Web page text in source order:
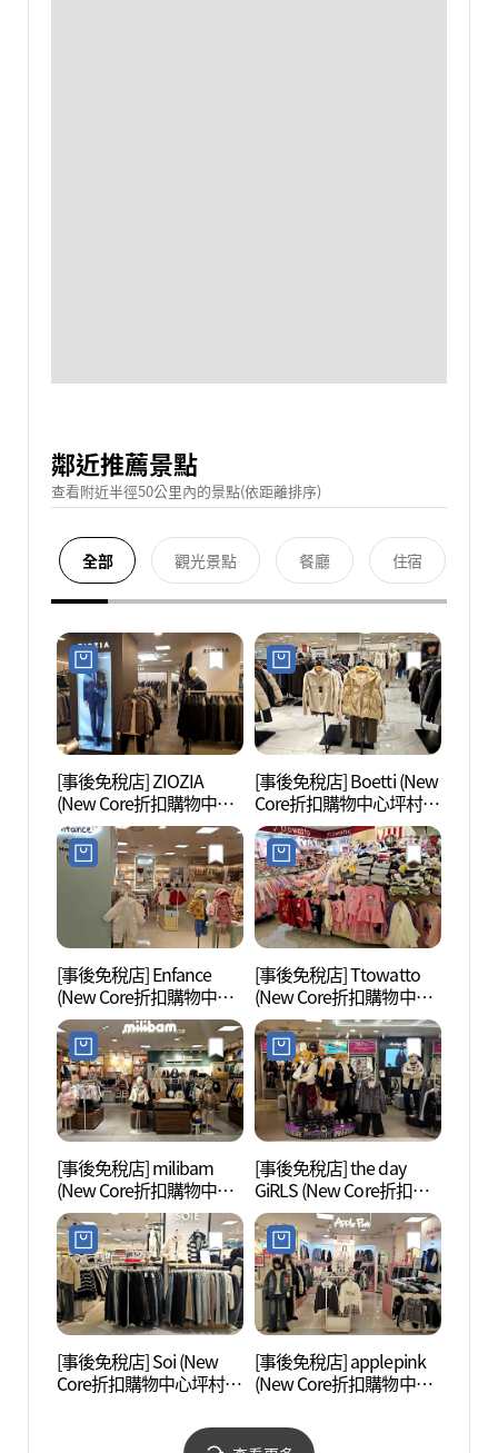
鄰近推薦景點
查看附近半徑50公里內的景點(依距離排序)
全部 觀光景點 餐廳 住宿
[事後免稅店] ZIOZIA
(New Core折扣購物中心
坪村店)(지오지아 뉴코아
아울렛 평촌점)
[事後免稅店] Boetti (New
Core折扣購物中心坪村
店)(보에띠 뉴코아아울렛
평촌점)
[事後免稅店] Enfance
(New Core折扣購物中心
坪村店)(앙팡스 뉴코아아
울렛 평촌점)
[事後免稅店] Ttowatto
(New Core折扣購物中心
坪村店)(또와또 뉴코아아
울렛 평촌점)
[事後免稅店] milibam
(New Core折扣購物中心
坪村店)(밀리밤 뉴코아아
울렛 평촌점)
[事後免稅店] the day
GiRLS (New Core折扣購
物中心坪村店)(더데이걸
뉴코아아울렛 평촌점)
[事後免稅店] Soi (New
Core折扣購物中心坪村
[事後免稅店] applepink
(New Core折扣購物中心
아울렛 평촌점)